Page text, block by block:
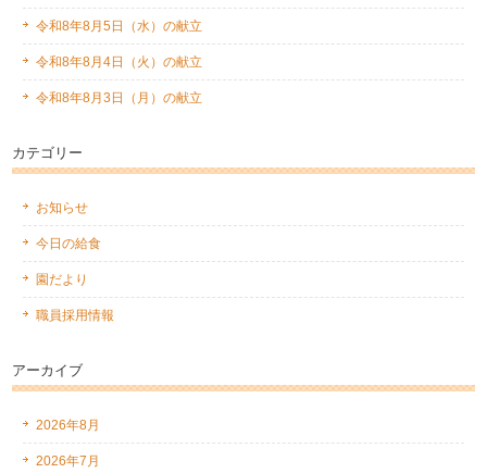
令和8年8月5日（水）の献立
令和8年8月4日（火）の献立
令和8年8月3日（月）の献立
カテゴリー
お知らせ
今日の給食
園だより
職員採用情報
アーカイブ
2026年8月
2026年7月